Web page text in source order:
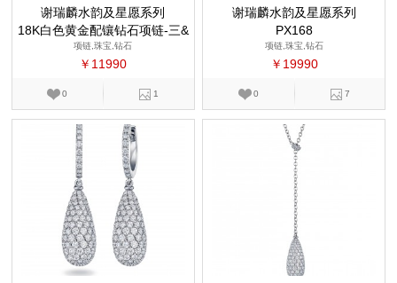
谢瑞麟水韵及星愿系列
18K白色黄金配镶钻石项链-三&
五排钻
项链,珠宝,钻石
￥11990
0 1
谢瑞麟水韵及星愿系列
PX168
项链,珠宝,钻石
￥19990
0 7